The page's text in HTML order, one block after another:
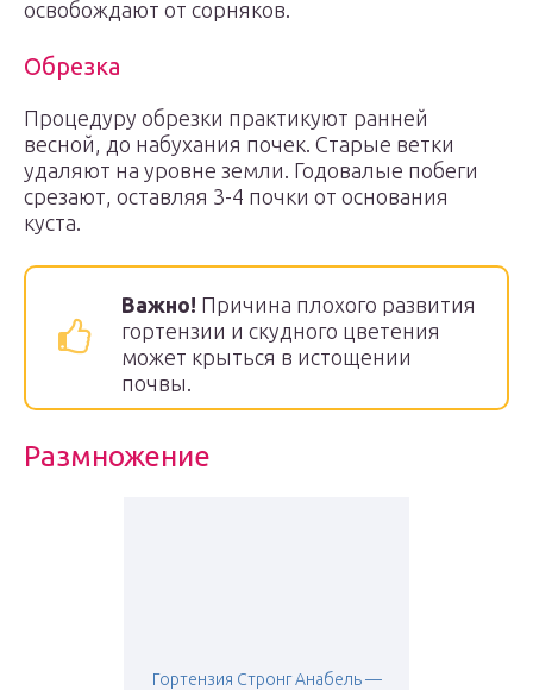
освобождают от сорняков.
Обрезка
Процедуру обрезки практикуют ранней
весной, до набухания почек. Старые ветки
удаляют на уровне земли. Годовалые побеги
срезают, оставляя 3-4 почки от основания
куста.
Важно! Причина плохого развития
гортензии и скудного цветения
может крыться в истощении
почвы.
Размножение
Гортензия Стронг Анабель —